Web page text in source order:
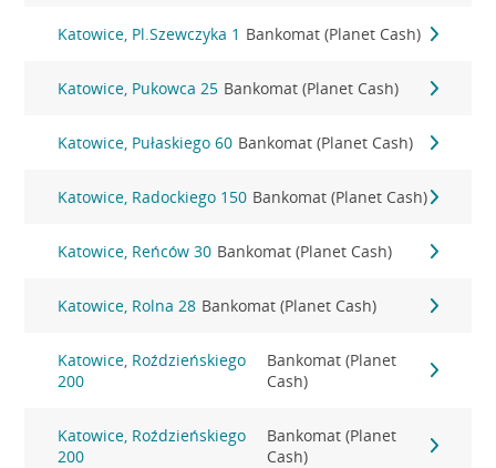
Katowice, Pl.Szewczyka 1 Bankomat (Planet Cash)
Katowice, Pukowca 25 Bankomat (Planet Cash)
Katowice, Pułaskiego 60 Bankomat (Planet Cash)
Katowice, Radockiego 150 Bankomat (Planet Cash)
Katowice, Reńców 30 Bankomat (Planet Cash)
Katowice, Rolna 28 Bankomat (Planet Cash)
Katowice, Roździeńskiego
200
Bankomat (Planet
Cash)
Katowice, Roździeńskiego
200
Bankomat (Planet
Cash)